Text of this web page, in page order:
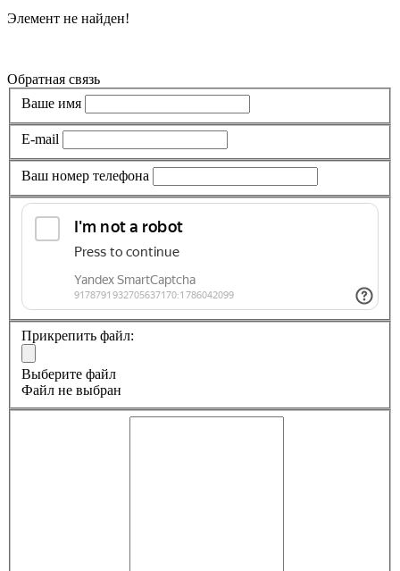
Элемент не найден!
Обратная связь
Ваше имя
E-mail
Ваш номер телефона
Прикрепить файл:
Выберите файл
Файл не выбран